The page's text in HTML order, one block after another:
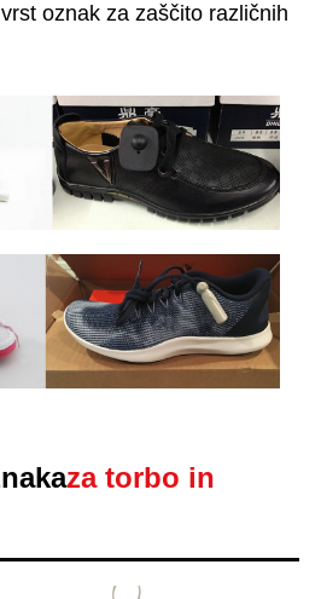
oznak za zaščito različnih
za torbo in